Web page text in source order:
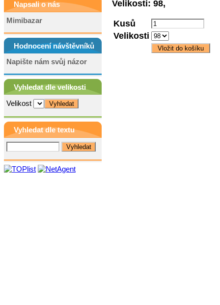
Napsali o nás
Mimibazar
Hodnocení návštěvníků
Napište nám svůj názor
Vyhledat dle velikosti
Velikost
Vyhledat dle textu
Velikosti: 98,
Kusů
Velikosti